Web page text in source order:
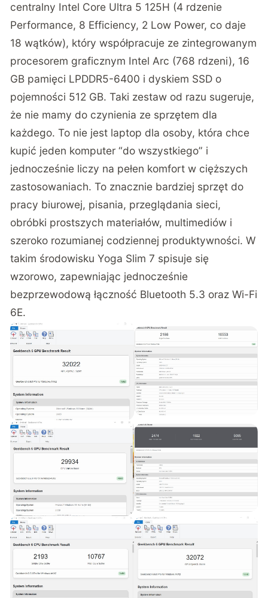
centralny Intel Core Ultra 5 125H (4 rdzenie
Performance, 8 Efficiency, 2 Low Power, co daje
18 wątków), który współpracuje ze zintegrowanym
procesorem graficznym Intel Arc (768 rdzeni), 16
GB pamięci LPDDR5-6400 i dyskiem SSD o
pojemności 512 GB. Taki zestaw od razu sugeruje,
że nie mamy do czynienia ze sprzętem dla
każdego. To nie jest laptop dla osoby, która chce
kupić jeden komputer “do wszystkiego” i
jednocześnie liczy na pełen komfort w cięższych
zastosowaniach. To znacznie bardziej sprzęt do
pracy biurowej, pisania, przeglądania sieci,
obróbki prostszych materiałów, multimediów i
szeroko rozumianej codziennej produktywności. W
takim środowisku Yoga Slim 7 spisuje się
wzorowo, zapewniając jednocześnie
bezprzewodową łączność Bluetooth 5.3 oraz Wi-Fi
6E.